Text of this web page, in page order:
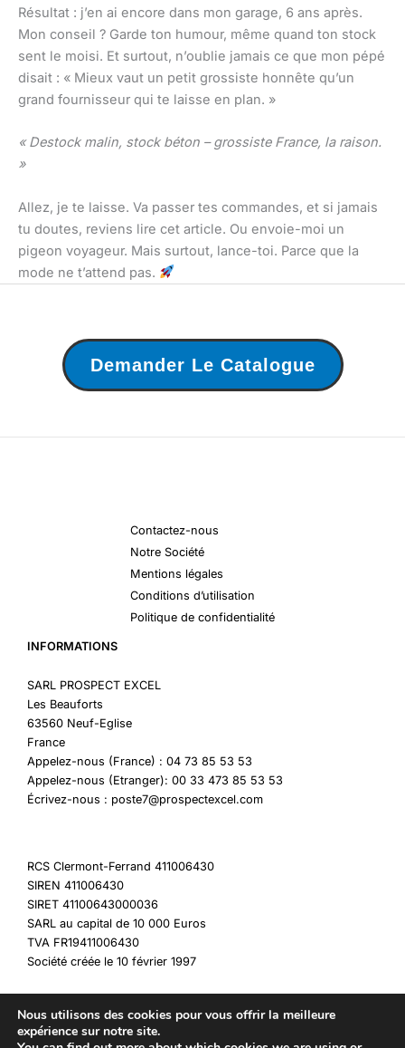
Résultat : j’en ai encore dans mon garage, 6 ans après.
Mon conseil ? Garde ton humour, même quand ton stock
sent le moisi. Et surtout, n’oublie jamais ce que mon pépé
disait : « Mieux vaut un petit grossiste honnête qu’un
grand fournisseur qui te laisse en plan. »
« Destock malin, stock béton – grossiste France, la raison.
»
Allez, je te laisse. Va passer tes commandes, et si jamais
tu doutes, reviens lire cet article. Ou envoie-moi un
pigeon voyageur. Mais surtout, lance-toi. Parce que la
mode ne t’attend pas.
Demander Le Catalogue
Contactez-nous
Notre Société
Mentions légales
Conditions d’utilisation
Politique de confidentialité
INFORMATIONS
SARL PROSPECT EXCEL
Les Beauforts
63560 Neuf-Eglise
France
Appelez-nous (France) : 04 73 85 53 53
Appelez-nous (Etranger): 00 33 473 85 53 53
Écrivez-nous : poste7@prospectexcel.com
RCS Clermont-Ferrand 411006430
SIREN 411006430
SIRET 41100643000036
SARL au capital de 10 000 Euros
TVA FR19411006430
Société créée le 10 février 1997
Nous utilisons des cookies pour vous offrir la meilleure
expérience sur notre site.